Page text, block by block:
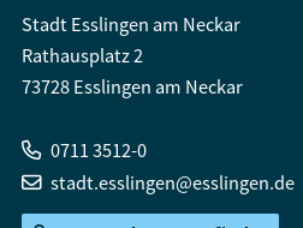
Stadt Esslingen am Neckar
Rathausplatz 2
73728 Esslingen am Neckar
0711 3512-0
stadt.esslingen@esslingen.de